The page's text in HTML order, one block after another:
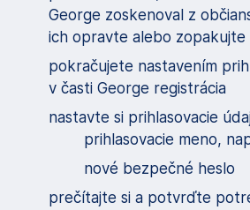
George zoskenoval z
ich opravte alebo
pokračujete nastavením
v časti George registrácia
nastavte si prihlasovacie
prihlasovacie meno,
nové bezpečné heslo
prečítajte si a potvrďte